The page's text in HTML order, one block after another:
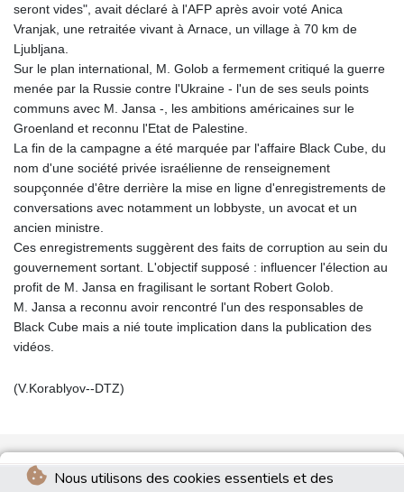
Nous utilisons des cookies essentiels et des
seront vides", avait déclaré à l'AFP après avoir voté Anica
Vranjak, une retraitée vivant à Arnace, un village à 70 km de
Ljubljana.
Sur le plan international, M. Golob a fermement critiqué la guerre
menée par la Russie contre l'Ukraine - l'un de ses seuls points
communs avec M. Jansa -, les ambitions américaines sur le
Groenland et reconnu l'Etat de Palestine.
La fin de la campagne a été marquée par l'affaire Black Cube, du
nom d'une société privée israélienne de renseignement
soupçonnée d'être derrière la mise en ligne d'enregistrements de
conversations avec notamment un lobbyste, un avocat et un
ancien ministre.
Ces enregistrements suggèrent des faits de corruption au sein du
gouvernement sortant. L'objectif supposé : influencer l'élection au
profit de M. Jansa en fragilisant le sortant Robert Golob.
M. Jansa a reconnu avoir rencontré l'un des responsables de
Black Cube mais a nié toute implication dans la publication des
vidéos.
(V.Korablyov--DTZ)